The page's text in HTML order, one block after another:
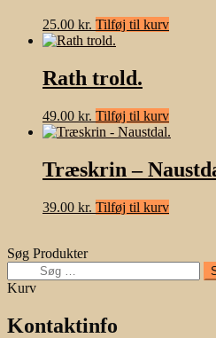
25.00 kr. Tilføj til kurv
Rath trold.
49.00 kr. Tilføj til kurv
Træskrin –
39.00 kr. Tilføj til kurv
Søg Produkter
efter:
Kurv
Kontaktinfo